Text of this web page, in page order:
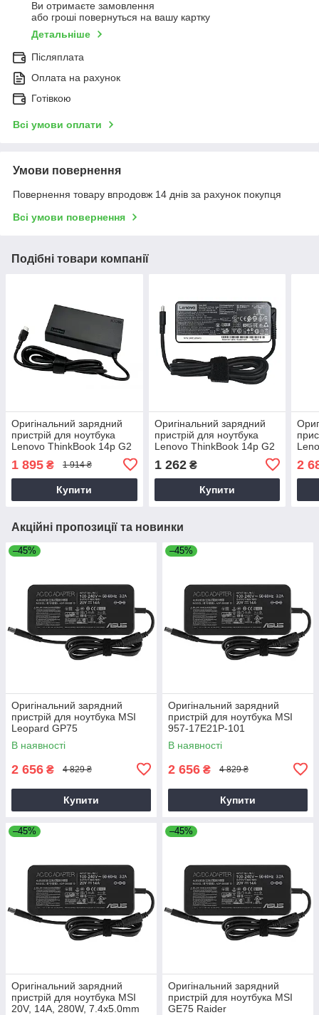
Ви отримаєте замовлення
або гроші повернуться на вашу картку
Детальніше
Післяплата
Оплата на рахунок
Готівкою
Всі умови оплати
Умови повернення
Повернення товару впродовж 14 днів за рахунок покупця
Всі умови повернення
Подібні товари компанії
Оригінальний зарядний
пристрій для ноутбука
Lenovo ThinkBook 14p G2
1 895 ₴ 1 914 ₴
Купити
Оригінальний зарядний
пристрій для ноутбука
Lenovo ThinkBook 14p G2
1 262₴
Купити
2
Акційні пропозиції та новинки
–45%
Оригінальний зарядний
пристрій для ноутбука MSI
Leopard GP75
В наявності
2 656 ₴ 4 829 ₴
Купити
–45%
Оригінальний зарядний
пристрій для ноутбука MSI
957-17E21P-101
В наявності
2 656 ₴ 4 829 ₴
Купити
–45%
Оригінальний зарядний
пристрій для ноутбука MSI
20V, 14A, 280W, 7.4x5.0mm
–45%
Оригінальний зарядний
пристрій для ноутбука MSI
GE75 Raider